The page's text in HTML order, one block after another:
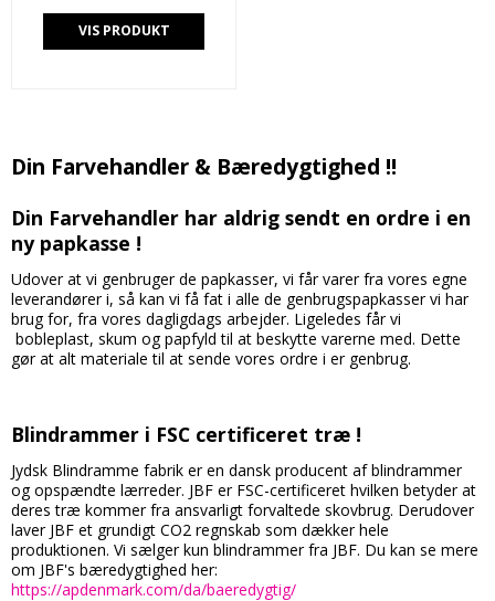
VIS PRODUKT
Din Farvehandler & Bæredygtighed !!
Din Farvehandler har aldrig sendt en ordre i en
ny papkasse !
Udover at vi genbruger de papkasser, vi får varer fra vores egne
leverandører i, så kan vi få fat i alle de genbrugspapkasser vi har
brug for, fra vores dagligdags arbejder. Ligeledes får vi
bobleplast, skum og papfyld til at beskytte varerne med. Dette
gør at alt materiale til at sende vores ordre i er genbrug.
Blindrammer i FSC certificeret træ !
Jydsk Blindramme fabrik er en dansk producent af blindrammer
og opspændte lærreder. JBF er FSC-certificeret hvilken betyder at
deres træ kommer fra ansvarligt forvaltede skovbrug. Derudover
laver JBF et grundigt CO2 regnskab som dækker hele
produktionen. Vi sælger kun blindrammer fra JBF. Du kan se mere
om JBF's bæredygtighed her:
https://apdenmark.com/da/baeredygtig/